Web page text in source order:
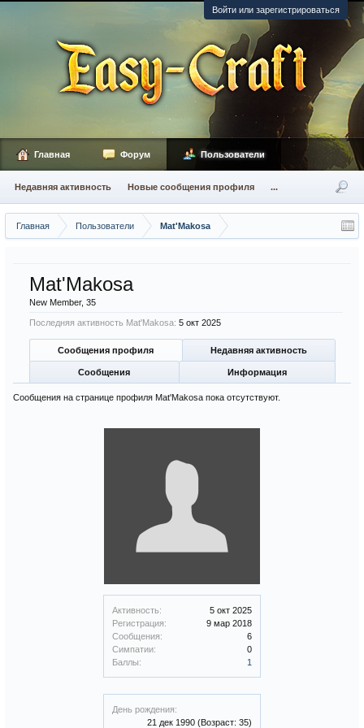
Войти или зарегистрироваться
Главная Пользователи Mat'Makosa
Активность:
5 окт 2025
Регистрация:
9 мар 2018
Сообщения:
6
Симпатии:
0
Баллы:
1
День рождения:
21 дек 1990 (Возраст: 35)
Mat'Makosa
New Member, 35
Последняя активность Mat'Makosa: 5 окт 2025
Сообщения профиля Недавняя активность
Сообщения Информация
Сообщения на странице профиля Mat'Makosa пока отсутствуют.
Главная Форум Пользователи
Недавняя активность Новые сообщения профиля ...